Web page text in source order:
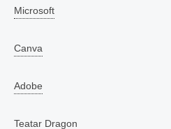
Microsoft
Canva
Adobe
Teatar Dragon